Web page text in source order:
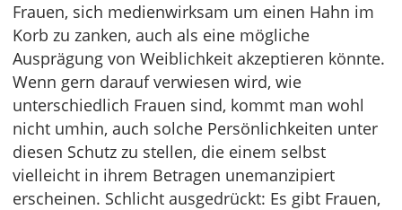
Frauen, sich medienwirksam um einen Hahn im
Korb zu zanken, auch als eine mögliche
Ausprägung von Weiblichkeit akzeptieren könnte.
Wenn gern darauf verwiesen wird, wie
unterschiedlich Frauen sind, kommt man wohl
nicht umhin, auch solche Persönlichkeiten unter
diesen Schutz zu stellen, die einem selbst
vielleicht in ihrem Betragen unemanzipiert
erscheinen. Schlicht ausgedrückt: Es gibt Frauen,